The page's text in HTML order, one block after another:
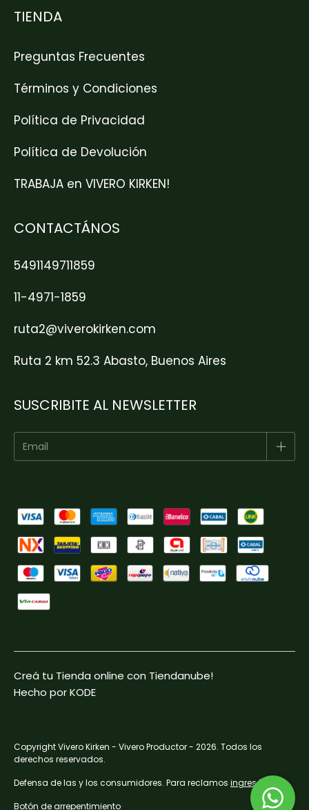
TIENDA
Preguntas Frecuentes
Términos y Condiciones
Política de Privacidad
Política de Devolución
TRABAJA en VIVERO KIRKEN!
CONTACTÁNOS
5491149711859
11-4971-1859
ruta2@viverokirken.com
Ruta 2 km 52.3 Abasto, Buenos Aires
SUSCRIBITE AL NEWSLETTER
Creá tu Tienda online con Tiendanube!
Hecho por KODE
Copyright Vivero Kirken - Vivero Productor - 2026. Todos los
derechos reservados.
Defensa de las y los consumidores. Para reclamos ingresá acá.
Botón de arrepentimiento